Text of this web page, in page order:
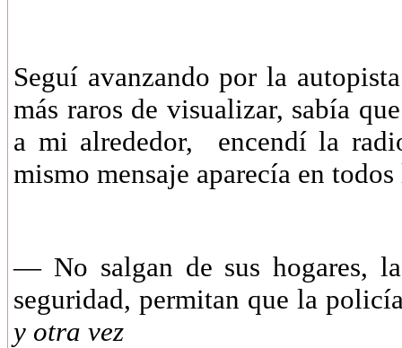
Seguí avanzando por la
más raros de visualizar, sabía
a mi alrededor, encendí la
mismo mensaje aparecía en todos
— No salgan de sus hogares,
seguridad, permitan que la
y otra vez